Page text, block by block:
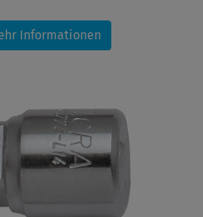
Informationen